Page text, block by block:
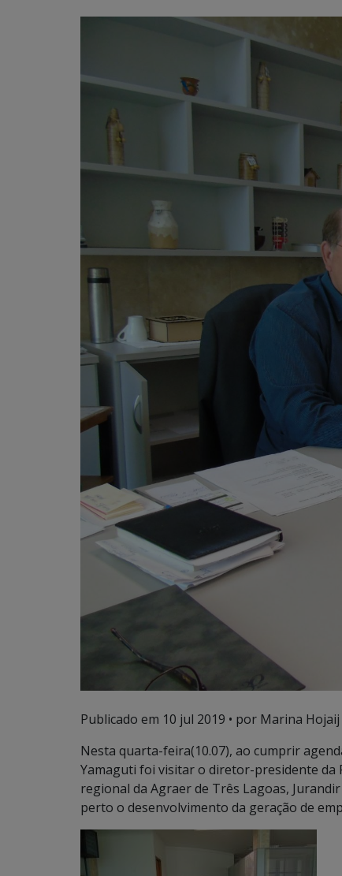
Publicado em 10 jul 2019 • por Marina
Nesta quarta-feira(10.07), ao cumprir
Yamaguti foi visitar o diretor-presidente da
regional da Agraer de Três Lagoas,
perto o desenvolvimento da geração de